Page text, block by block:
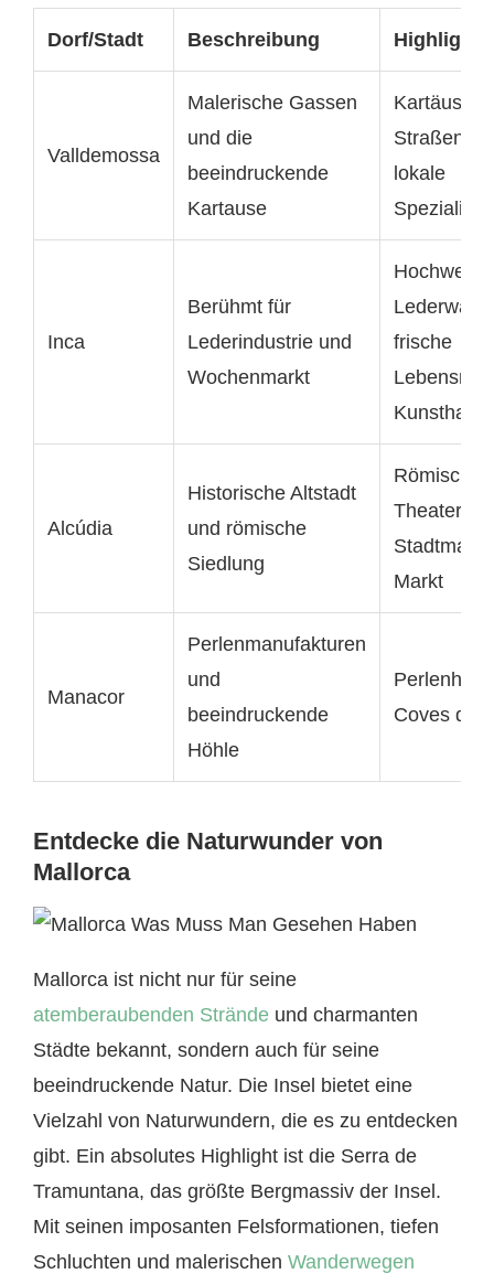
Dorf/Stadt Beschreibung Highlights
Valldemossa
Malerische Gassen
und die
beeindruckende
Kartause
lokale
Inca
Berühmt für
Lederindustrie und
Wochenmarkt
frische
Alcúdia
Historische Altstadt
und römische
Siedlung
Römisches
Theater,
Markt
Manacor
Perlenmanufakturen
und
beeindruckende
Höhle
Coves del
Entdecke die Naturwunder von
Mallorca
Mallorca ist nicht nur für seine
atemberaubenden Strände und charmanten
Städte bekannt, sondern auch für seine
beeindruckende Natur. Die Insel bietet eine
Vielzahl von Naturwundern, die es zu entdecken
gibt. Ein absolutes Highlight ist die Serra de
Tramuntana, das größte Bergmassiv der Insel.
Mit seinen imposanten Felsformationen, tiefen
Schluchten und malerischen Wanderwegen